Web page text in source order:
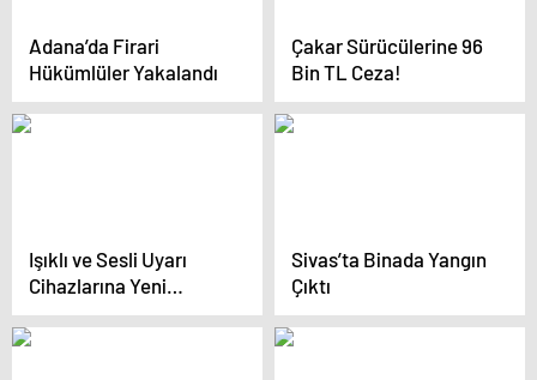
Adana’da Firari
Hükümlüler Yakalandı
Çakar Sürücülerine 96
Bin TL Ceza!
Işıklı ve Sesli Uyarı
Cihazlarına Yeni
Cezalar Uygulanacak
Sivas’ta Binada Yangın
Çıktı